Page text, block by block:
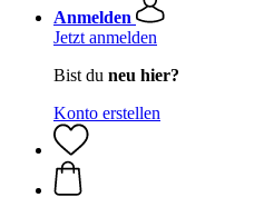
Anmelden
Jetzt anmelden
Bist du neu hier?
Konto erstellen